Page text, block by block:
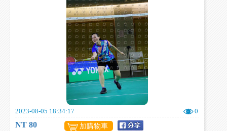
2023-08-05 18:34:17 0
NT 80 加購物車